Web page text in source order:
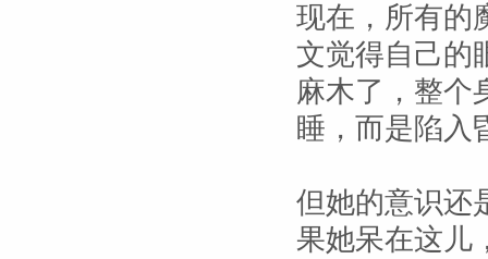
现在，所有的
文觉得自己的
麻木了，整个
睡，而是陷入
但她的意识还
果她呆在这儿